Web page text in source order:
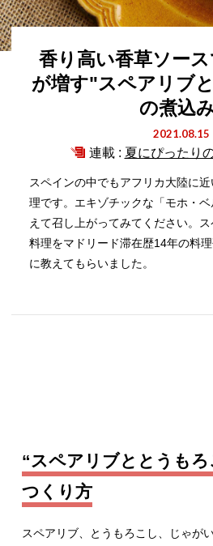
香り高い香草ソー
が増す"スペアリブ
の煮込
2021.08.15
連載 : 夏にぴったり
スペインの中でもアフリカ大陸に
理です。エキゾチックな「モホ・
えて召し上がってみてください。
料理をマドリード滞在歴14年の料
に教えてもらいました。
“スペアリブととうも
つくり方
スペアリブ、とうもろこし、じゃが